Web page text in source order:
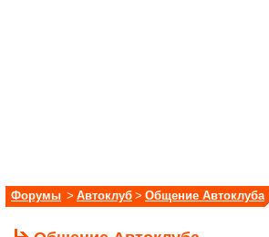
Форумы > Автоклуб > Общение Автоклуба